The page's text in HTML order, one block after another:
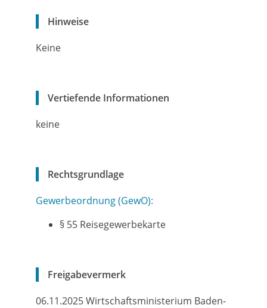
Hinweise
Keine
Vertiefende Informationen
keine
Rechtsgrundlage
Gewerbeordnung (GewO):
§ 55 Reisegewerbekarte
Freigabevermerk
06.11.2025 Wirtschaftsministerium Baden-